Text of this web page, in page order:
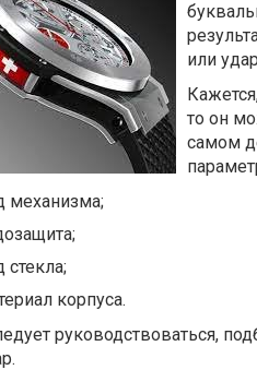
или
то он
самом
механизма;
стекла;
корпуса.
руководствоваться,